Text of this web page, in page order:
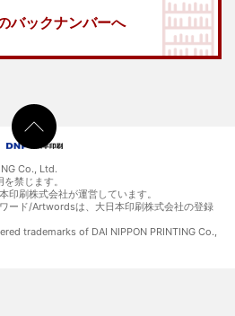
バックナンバーへ
Co., Ltd.
禁じます。
刷株式会社が運営しています。
ード/Artwordsは、大日本印刷株式会社の登録
trademarks of DAI NIPPON PRINTING Co.,